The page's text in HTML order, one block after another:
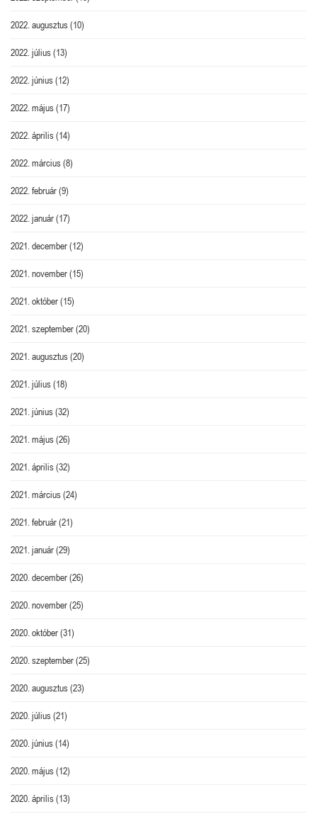
2022. augusztus(10)
2022. július(13)
2022. június(12)
2022. május(17)
2022. április(14)
2022. március(8)
2022. február(9)
2022. január(17)
2021. december(12)
2021. november(15)
2021. október(15)
2021. szeptember(20)
2021. augusztus(20)
2021. július(18)
2021. június(32)
2021. május(26)
2021. április(32)
2021. március(24)
2021. február(21)
2021. január(29)
2020. december(26)
2020. november(25)
2020. október(31)
2020. szeptember(25)
2020. augusztus(23)
2020. július(21)
2020. június(14)
2020. május(12)
2020. április(13)